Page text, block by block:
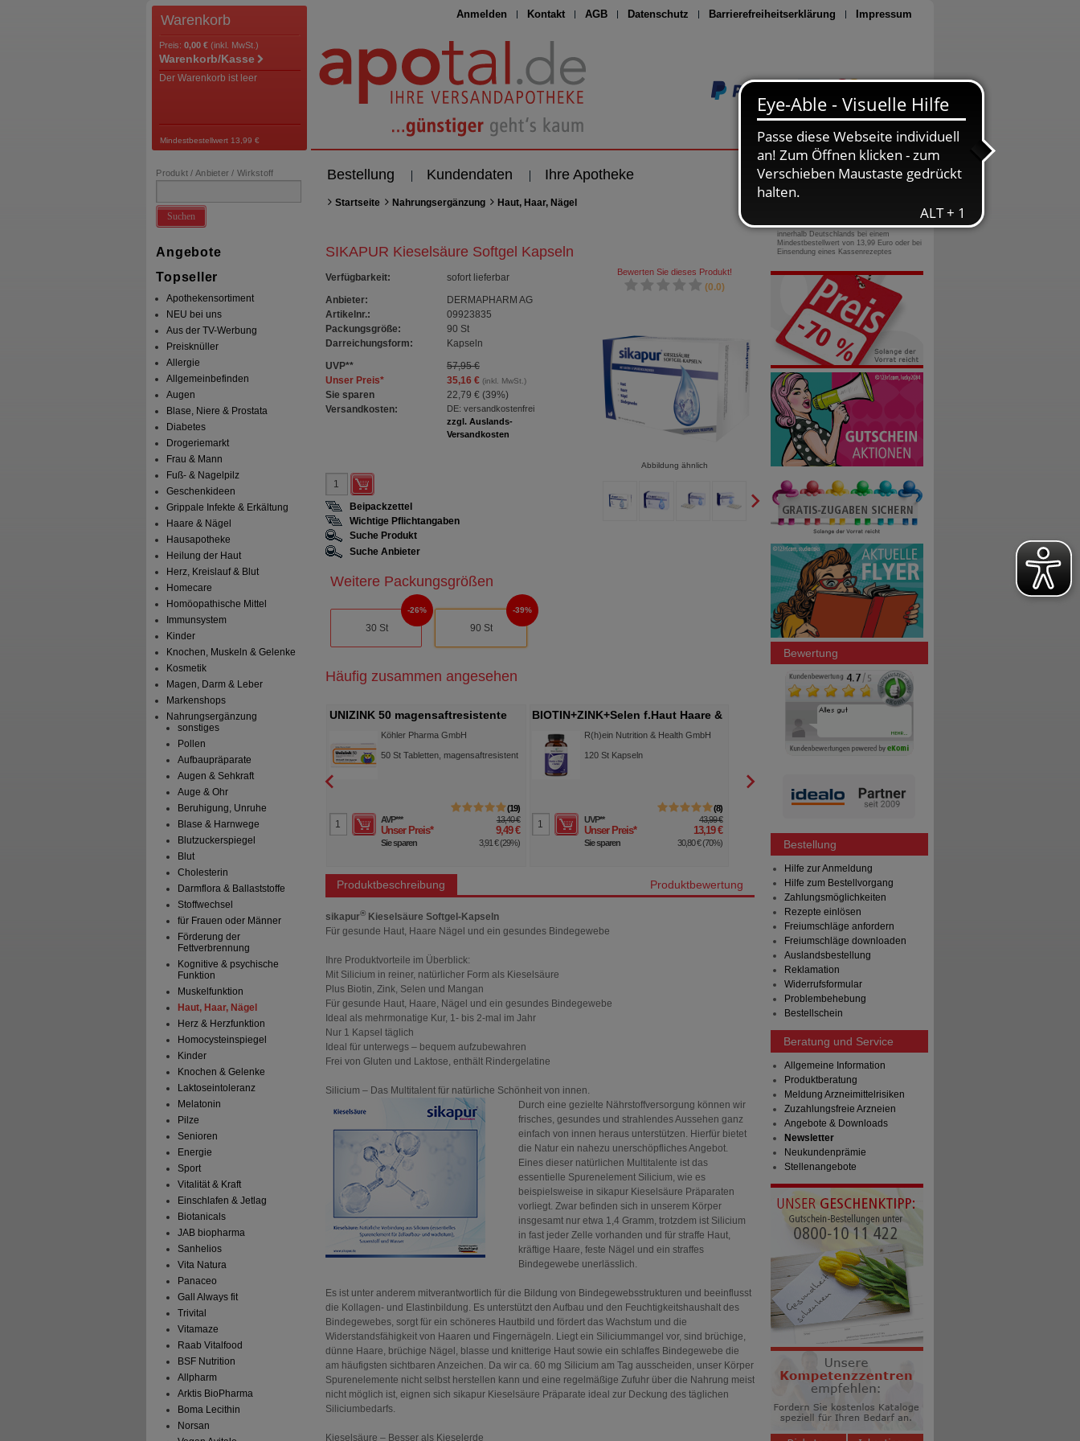
Anmelden Kontakt AGB Datenschutz Barrierefreiheitserklärung Impressum
Seite drucken
Warenkorb
Preis: 0,00 € (inkl. MwSt.)
Warenkorb/Kasse
Der Warenkorb ist leer
Mindestbestellwert 13,99 €
Bestellung Kundendaten Ihre Apotheke
Produkt / Anbieter / Wirkstoff
Suchen
Angebote
Topseller
Apothekensortiment
NEU bei uns
Aus der TV-Werbung
Preisknüller
Allergie
Allgemeinbefinden
Augen
Blase, Niere & Prostata
Diabetes
Drogeriemarkt
Frau & Mann
Fuß- & Nagelpilz
Geschenkideen
Grippale Infekte & Erkältung
Haare & Nägel
Hausapotheke
Heilung der Haut
Herz, Kreislauf & Blut
Homecare
Homöopathische Mittel
Immunsystem
Kinder
Knochen, Muskeln & Gelenke
Kosmetik
Magen, Darm & Leber
Markenshops
Nahrungsergänzung
sonstiges
Pollen
Aufbaupräparate
Augen & Sehkraft
Auge & Ohr
Beruhigung, Unruhe
Blase & Harnwege
Blutzuckerspiegel
Blut
Cholesterin
Darmflora & Ballaststoffe
Stoffwechsel
für Frauen oder Männer
Förderung der
Fettverbrennung
Kognitive & psychische
Funktion
Muskelfunktion
Haut, Haar, Nägel
Herz & Herzfunktion
Homocysteinspiegel
Kinder
Knochen & Gelenke
Laktoseintoleranz
Melatonin
Pilze
Senioren
Energie
Sport
Vitalität & Kraft
Einschlafen & Jetlag
Biotanicals
JAB biopharma
Sanhelios
Vita Natura
Panaceo
Gall Always fit
Trivital
Vitamaze
Raab Vitalfood
BSF Nutrition
Allpharm
Arktis BioPharma
Boma Lecithin
Norsan
Startseite Nahrungsergänzung Haut, Haar, Nägel
SIKAPUR Kieselsäure Softgel Kapseln
Verfügbarkeit:
sofort lieferbar
Anbieter:
DERMAPHARM AG
Artikelnr.:
09923835
Packungsgröße:
90 St
Darreichungsform:
Kapseln
UVP**
57,95 €
Unser Preis* 35,16 €(inkl. MwSt.)
Sie sparen 22,79 € (39%)
Versandkosten:
DE: versandkostenfrei
zzgl. Auslands-
Versandkosten
Bewerten Sie dieses Produkt!
(0.0)
Abbildung ähnlich
Beipackzettel
Wichtige Pflichtangaben
Suche Produkt
Suche Anbieter
Weitere Packungsgrößen
30 St
26%
90 St
39%
Häufig zusammen angesehen
CENTRUM Vital+ Haut Haare &
Nägel TablettenHaleon Germany GmbH
30St Tabletten
UVP
Unser Preis *
Sie sparen
MHD:
UNIZINK 50 magensaftresistente
Köhler Pharma GmbH
50St Tabletten, magensaftresistent
19
AVP*** 13,40 €
Unser Preis* 9,49 €
Sie sparen 3,91 €(29%)
BIOTIN+ZINK+Selen f.Haut Haare &
Nägel KapselnR(h)ein Nutrition & Health GmbH
120 St Kapseln
8
UVP** 43,99 €
Unser Preis* 13,19 €
Sie sparen 30,80 €(70%)
ZINK & SELEN Tabletten
Tabletten
Unser Preis* 15,96 €
Sie sparen
Produktbeschreibung Produktbewertung
sikapur®Kieselsäure Softgel-Kapseln
Für gesunde Haut, Haare Nägel und ein gesundes Bindegewebe
Ihre Produktvorteile im Überblick:
Mit Silicium in reiner, natürlicher Form als Kieselsäure
Plus Biotin, Zink, Selen und Mangan
Für gesunde Haut, Haare, Nägel und ein gesundes Bindegewebe
Ideal als mehrmonatige Kur, 1- bis 2-mal im Jahr
Nur 1 Kapsel täglich
Ideal für unterwegs – bequem aufzubewahren
Frei von Gluten und Laktose, enthält Rindergelatine
Silicium – Das Multitalent für natürliche Schönheit von innen.
Durch eine gezielte Nährstoffversorgung können wir
frisches, gesundes und strahlendes Aussehen ganz
einfach von innen heraus unterstützen. Hierfür bietet
die Natur ein nahezu unerschöpfliches Angebot.
Eines dieser natürlichen Multitalente ist das
essentielle Spurenelement Silicium, wie es
beispielsweise in sikapur Kieselsäure Präparaten
vorliegt. Zwar befinden sich in unserem Körper
insgesamt nur etwa 1,4 Gramm, trotzdem ist Silicium
in fast jeder Zelle vorhanden und für straffe Haut,
kräftige Haare, feste Nägel und ein straffes
Bindegewebe unerlässlich.
Es ist unter anderem mitverantwortlich für die Bildung von Bindegewebsstrukturen und beeinflusst
die Kollagen- und Elastinbildung. Es unterstützt den Aufbau und den Feuchtigkeitshaushalt des
Bindegewebes, sorgt für ein schöneres Hautbild und fördert das Wachstum und die
Widerstandsfähigkeit von Haaren und Fingernägeln. Liegt ein Siliciummangel vor, sind brüchige,
dünne Haare, brüchige Nägel, blasse und knitterige Haut sowie ein schlaffes Bindegewebe die
am häufigsten sichtbaren Anzeichen. Da wir ca. 60 mg Silicium am Tag ausscheiden, unser Körper
Spurenelemente nicht selbst herstellen kann und eine regelmäßige Zufuhr über die Nahrung meist
nicht möglich ist, eignen sich sikapur Kieselsäure Präparate ideal zur Deckung des täglichen
Siliciumbedarfs.
Kieselsäure – Besser als Kieselerde
0800-10 11 422
gebührenfreie Rufnummer
innerhalb Deutschlands bei einem
Mindestbestellwert von 13,99 Euro oder bei
Einsendung eines Kassenrezeptes
Bewertung
Bestellung
Hilfe zur Anmeldung
Hilfe zum Bestellvorgang
Zahlungsmöglichkeiten
Rezepte einlösen
Freiumschläge anfordern
Freiumschläge downloaden
Auslandsbestellung
Reklamation
Widerrufsformular
Problembehebung
Bestellschein
Beratung und Service
Allgemeine Information
Produktberatung
Meldung Arzneimittelrisiken
Zuzahlungsfreie Arzneien
Angebote & Downloads
Newsletter
Neukundenprämie
Stellenangebote